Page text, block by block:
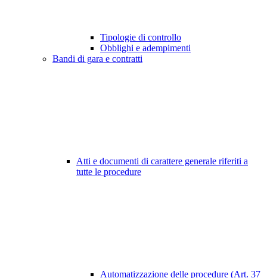
Tipologie di controllo
Obblighi e adempimenti
Bandi di gara e contratti
Atti e documenti di carattere generale riferiti a
tutte le procedure
Automatizzazione delle procedure (Art. 37